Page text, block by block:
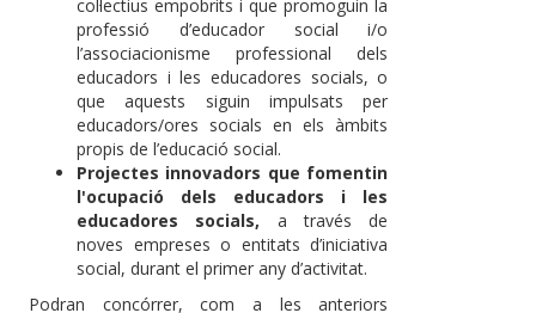
col·lectius empobrits i que promoguin la
professió d’educador social i/o
l’associacionisme professional dels
educadors i les educadores socials, o
que aquests siguin impulsats per
educadors/ores socials en els àmbits
propis de l’educació social.
Projectes innovadors que fomentin
l'ocupació dels educadors i les
educadores socials, a través de
noves empreses o entitats d’iniciativa
social, durant el primer any d’activitat.
Podran concórrer, com a les anteriors